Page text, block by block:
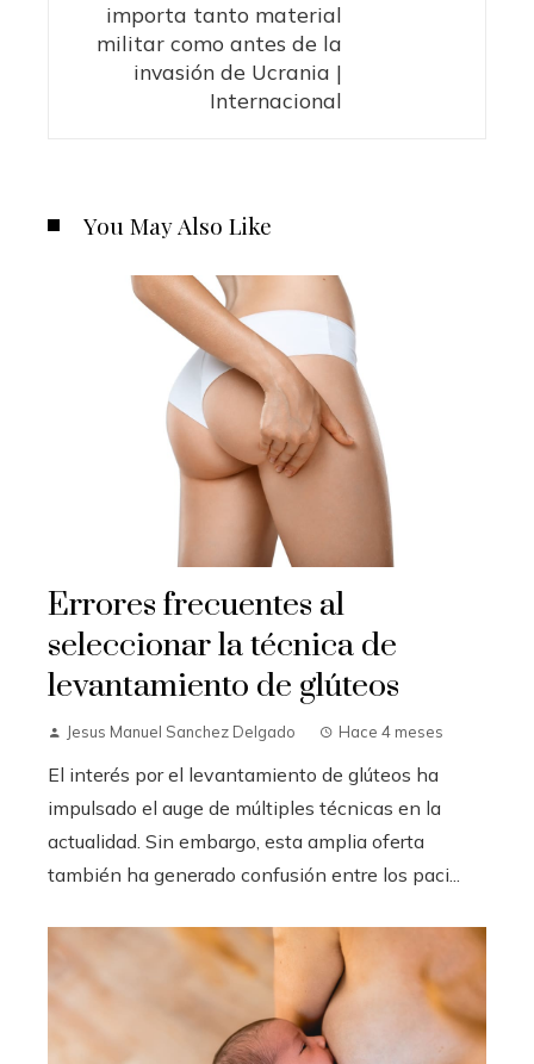
importa tanto material
militar como antes de la
invasión de Ucrania |
Internacional
You May Also Like
Errores frecuentes al
seleccionar la técnica de
levantamiento de glúteos
Jesus Manuel Sanchez Delgado Hace 4 meses
El interés por el levantamiento de glúteos ha
impulsado el auge de múltiples técnicas en la
actualidad. Sin embargo, esta amplia oferta
también ha generado confusión entre los paci...